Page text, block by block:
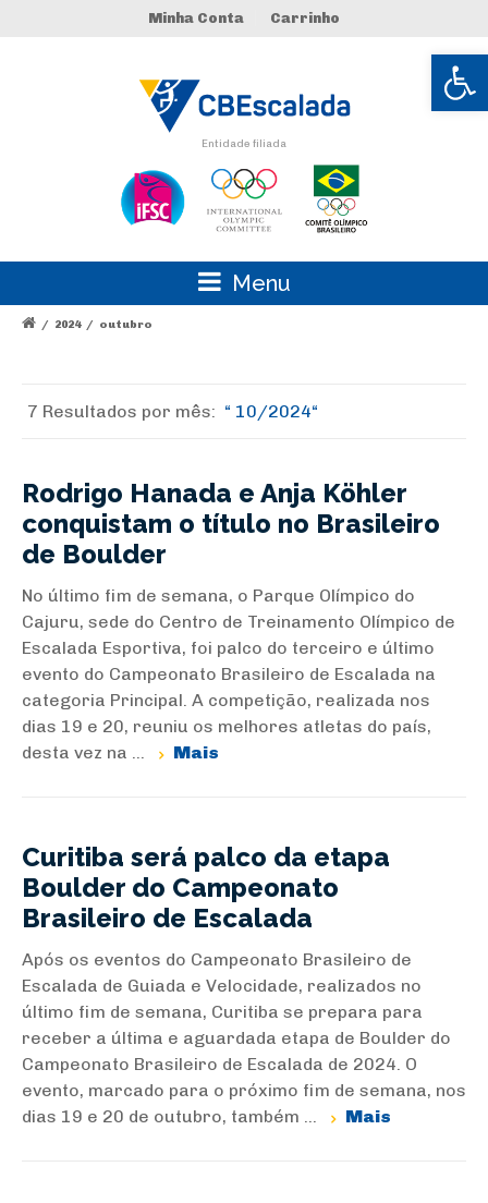
Abrir
Minha Conta Carrinho
Entidade filiada
Menu
/ 2024 / outubro
7 Resultados por mês: 10/2024
Rodrigo Hanada e Anja Köhler
conquistam o título no Brasileiro
de Boulder
No último fim de semana, o Parque Olímpico do
Cajuru, sede do Centro de Treinamento Olímpico de
Escalada Esportiva, foi palco do terceiro e último
evento do Campeonato Brasileiro de Escalada na
categoria Principal. A competição, realizada nos
dias 19 e 20, reuniu os melhores atletas do país,
desta vez na ...
Mais
Curitiba será palco da etapa
Boulder do Campeonato
Brasileiro de Escalada
Após os eventos do Campeonato Brasileiro de
Escalada de Guiada e Velocidade, realizados no
último fim de semana, Curitiba se prepara para
receber a última e aguardada etapa de Boulder do
Campeonato Brasileiro de Escalada de 2024. O
evento, marcado para o próximo fim de semana, nos
dias 19 e 20 de outubro, também ...
Mais